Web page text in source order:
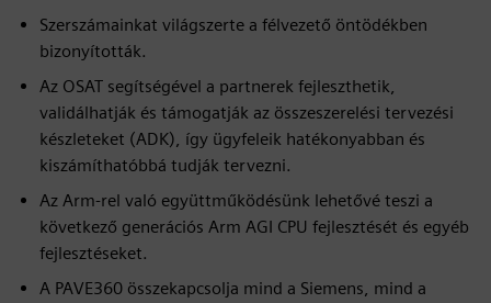
Szerszámainkat világszerte a félvezető öntödékben
bizonyították.
Az OSAT segítségével a partnerek fejleszthetik,
validálhatják és támogatják az összeszerelési tervezési
készleteket (ADK), így ügyfeleik hatékonyabban és
kiszámíthatóbbá tudják tervezni.
Az Arm-rel való együttműködésünk lehetővé teszi a
következő generációs Arm AGI CPU fejlesztését és egyéb
fejlesztéseket.
A PAVE360 összekapcsolja mind a Siemens, mind a